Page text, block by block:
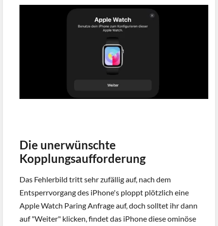
Die unerwünschte
Kopplungsaufforderung
Das Fehlerbild tritt sehr zufällig auf, nach dem
Entsperrvorgang des iPhone's ploppt plötzlich eine
Apple Watch Paring Anfrage auf, doch solltet ihr dann
auf "Weiter" klicken, findet das iPhone diese ominöse